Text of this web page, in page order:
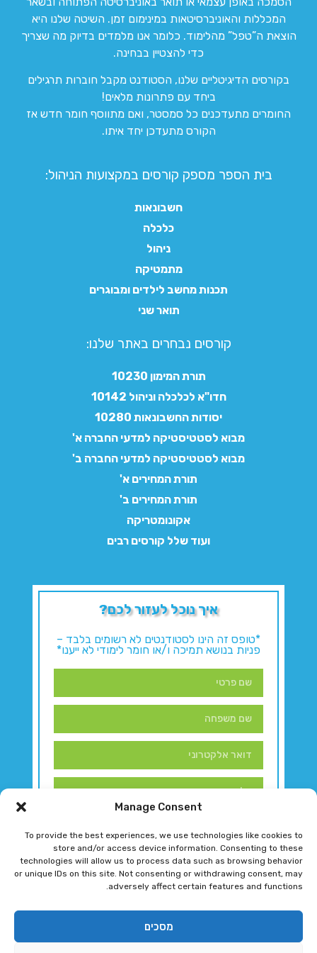
Manage Consent
To provide the best experiences, we use technologies like cookies to
store and/or access device information. Consenting to these
technologies will allow us to process data such as browsing behavior
or unique IDs on this site. Not consenting or withdrawing consent, may
adversely affect certain features and functions.
מסכים
המכללות והאוניברסיטאות במינימום זמן. השיטה שלנו היא
הוצאת ה”טפל” מהלימוד. כלומר אנו מלמדים בדיוק מה שצריך
כדי להצטיין בבחינה.
בקורסים הדיגיטליים שלנו, הסטודנט מקבל חוברות תרגילים
ביחד עם פתרונות מלאים!
החומרים מתעדכנים כל סמסטר, ואם מתווסף חומר חדש אז
הקורס מתעדכן יחד איתו.
בית הספר מספק קורסים במקצועות הניהול:
חשבונאות
כלכלה
ניהול
מתמטיקה
תכנות מחשב לילדים ומבוגרים
תואר שני
קורסים נבחרים באתר שלנו:​
תורת המימון 10230
חדו"א לכלכלה וניהול 10142
יסודות החשבונאות 10280
מבוא לסטטיסטיקה למדעי החברה א'
מבוא לסטטיסטיקה למדעי החברה ב'
תורת המחירים א'
תורת המחירים ב'
אקונומטריקה
ועוד שלל קורסים רבים
איך נוכל לעזור לכם?
*טופס זה הינו לסטודנטים לא רשומים בלבד –
פניות בנושא תמיכה ו/או חומר לימודי לא ייענו*